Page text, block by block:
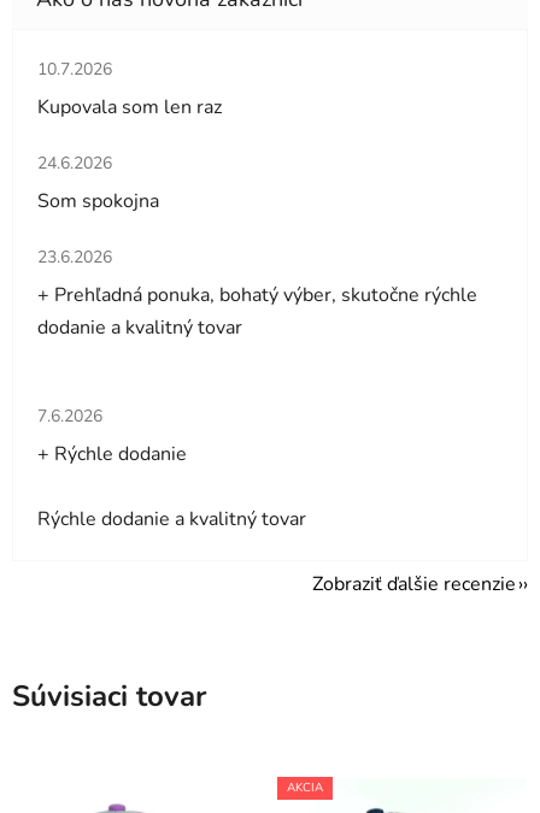
Hodnotenie obchodu je 5 z 5 hviezdičiek.
10.7.2026
Kupovala som len raz
Hodnotenie obchodu je 5 z 5 hviezdičiek.
24.6.2026
Som spokojna
Hodnotenie obchodu je 5 z 5 hviezdičiek.
23.6.2026
+ Prehľadná ponuka, bohatý výber, skutočne rýchle
dodanie a kvalitný tovar
Hodnotenie obchodu je 5 z 5 hviezdičiek.
7.6.2026
+ Rýchle dodanie
Rýchle dodanie a kvalitný tovar
Zobraziť ďalšie recenzie
Súvisiaci tovar
AKCIA